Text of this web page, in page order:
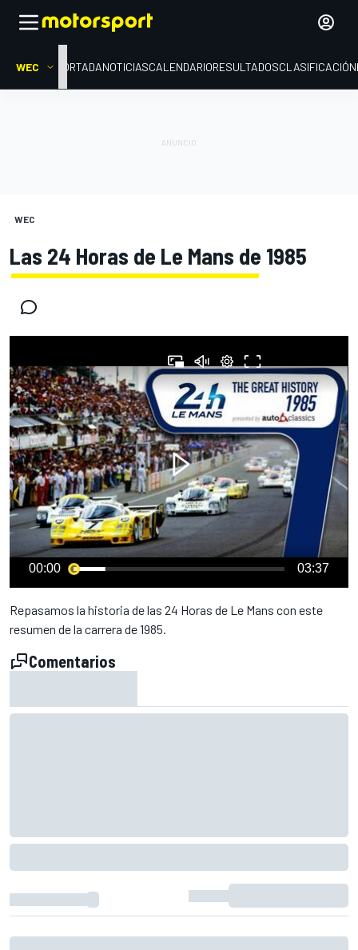
WEC PORTADANOTICIASCALENDARIORESULTADOSCLASIFICACIÓN
WEC
Las 24 Horas de Le Mans de 1985
00:00 03:37
Repasamos la historia de las 24 Horas de Le Mans con este
resumen de la carrera de 1985.
Comentarios